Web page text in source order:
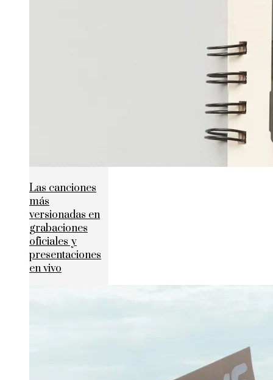
Las canciones
más
versionadas en
grabaciones
oficiales y
presentaciones
en vivo